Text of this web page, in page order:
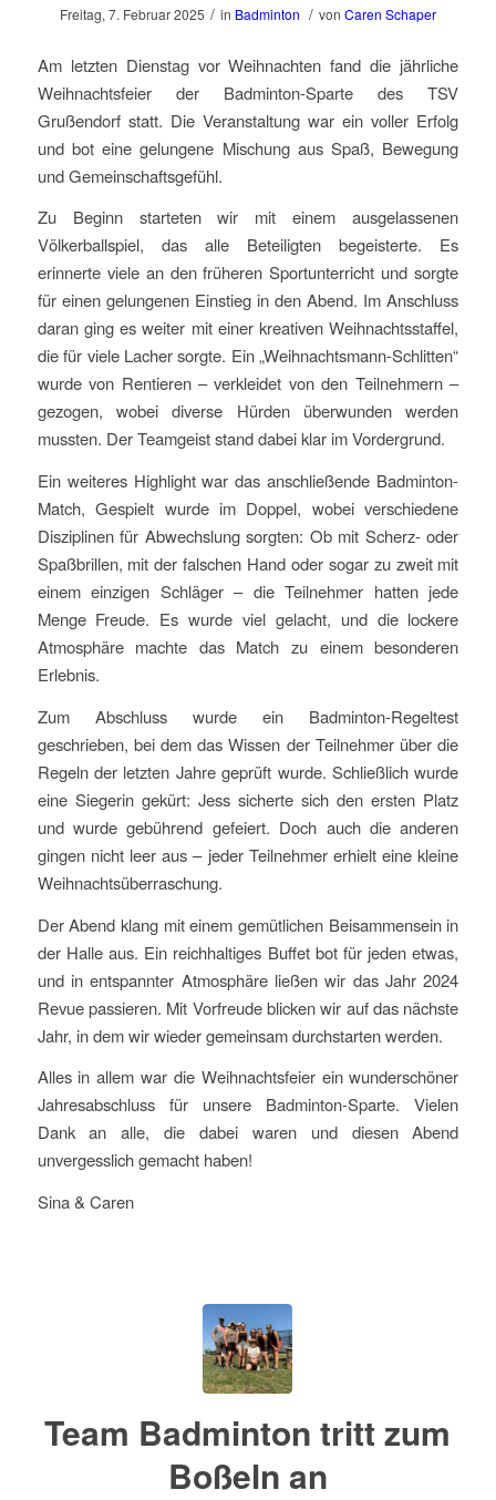
Freitag, 7. Februar 2025 / in Badminton / von Caren Schaper
Am letzten Dienstag vor Weihnachten fand die jährliche
Weihnachtsfeier der Badminton-Sparte des TSV
Grußendorf statt. Die Veranstaltung war ein voller Erfolg
und bot eine gelungene Mischung aus Spaß, Bewegung
und Gemeinschaftsgefühl.
Zu Beginn starteten wir mit einem ausgelassenen
Völkerballspiel, das alle Beteiligten begeisterte. Es
erinnerte viele an den früheren Sportunterricht und sorgte
für einen gelungenen Einstieg in den Abend. Im Anschluss
daran ging es weiter mit einer kreativen Weihnachtsstaffel,
die für viele Lacher sorgte. Ein „Weihnachtsmann-Schlitten“
wurde von Rentieren – verkleidet von den Teilnehmern –
gezogen, wobei diverse Hürden überwunden werden
mussten. Der Teamgeist stand dabei klar im Vordergrund.
Ein weiteres Highlight war das anschließende Badminton-
Match, Gespielt wurde im Doppel, wobei verschiedene
Disziplinen für Abwechslung sorgten: Ob mit Scherz- oder
Spaßbrillen, mit der falschen Hand oder sogar zu zweit mit
einem einzigen Schläger – die Teilnehmer hatten jede
Menge Freude. Es wurde viel gelacht, und die lockere
Atmosphäre machte das Match zu einem besonderen
Erlebnis.
Zum Abschluss wurde ein Badminton-Regeltest
geschrieben, bei dem das Wissen der Teilnehmer über die
Regeln der letzten Jahre geprüft wurde. Schließlich wurde
eine Siegerin gekürt: Jess sicherte sich den ersten Platz
und wurde gebührend gefeiert. Doch auch die anderen
gingen nicht leer aus – jeder Teilnehmer erhielt eine kleine
Weihnachtsüberraschung.
Der Abend klang mit einem gemütlichen Beisammensein in
der Halle aus. Ein reichhaltiges Buffet bot für jeden etwas,
und in entspannter Atmosphäre ließen wir das Jahr 2024
Revue passieren. Mit Vorfreude blicken wir auf das nächste
Jahr, in dem wir wieder gemeinsam durchstarten werden.
Alles in allem war die Weihnachtsfeier ein wunderschöner
Jahresabschluss für unsere Badminton-Sparte. Vielen
Dank an alle, die dabei waren und diesen Abend
unvergesslich gemacht haben!
Sina & Caren
Team Badminton tritt zum
Boßeln an